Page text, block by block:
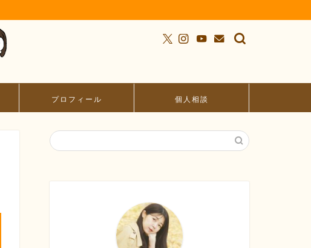
プロフィール 個人相談